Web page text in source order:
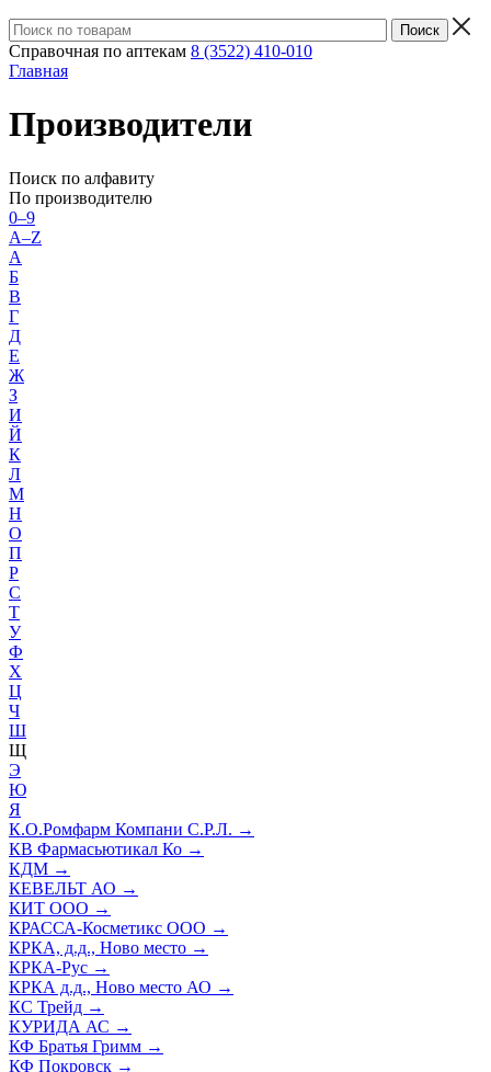
Справочная по аптекам 8 (3522) 410-010
Главная
Производители
Поиск по алфавиту
По производителю
0–9
A–Z
А
Б
В
Г
Д
Е
Ж
З
И
Й
К
Л
М
Н
О
П
Р
С
Т
У
Ф
Х
Ц
Ч
Ш
Щ
Э
Ю
Я
К.О.Ромфарм Компани С.Р.Л. →
КВ Фармасьютикал Ко →
КДМ →
КЕВЕЛЬТ АО →
КИТ ООО →
КРАССА-Косметикс ООО →
КРКА, д.д., Ново место →
КРКА-Рус →
КРКА д.д., Ново место АО →
КС Трейд →
КУРИДА АС →
КФ Братья Гримм →
КФ Покровск →